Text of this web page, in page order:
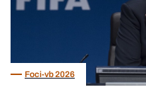
Foci-vb 2026